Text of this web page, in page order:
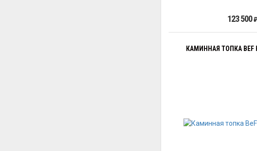
123 500
КАМИННАЯ ТОПКА BEF